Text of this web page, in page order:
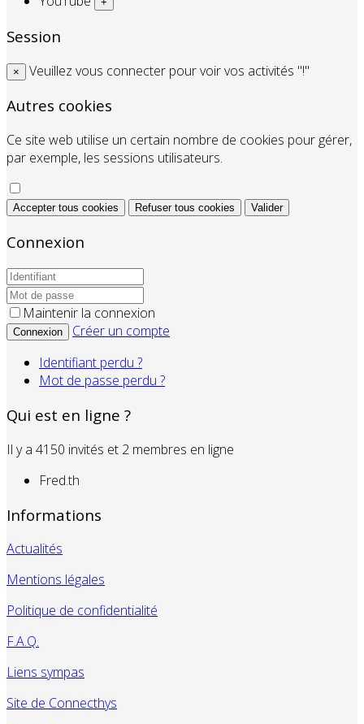
Session
× Veuillez vous connecter pour voir vos activités "!"
Autres cookies
Ce site web utilise un certain nombre de cookies pour gérer,
par exemple, les sessions utilisateurs.
Accepter tous cookies Refuser tous cookies Valider
Connexion
Maintenir la connexion
Connexion
Créer un compte
Identifiant perdu ?
Mot de passe perdu ?
Qui est en ligne ?
Il y a 4150 invités et 2 membres en ligne
Fred.th
Informations
Actualités
Mentions légales
Politique de confidentialité
F.A.Q.
Liens sympas
Site de Connecthys